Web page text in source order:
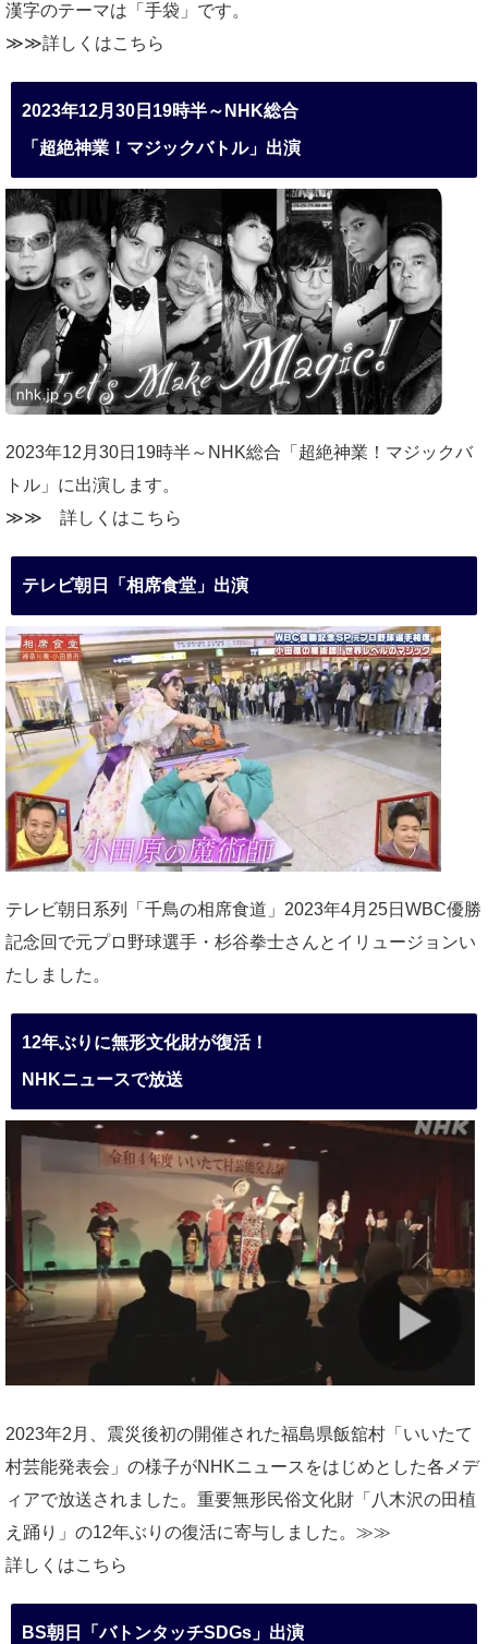
漢字のテーマは「手袋」です。
≫≫詳しくはこちら
2023年12月30日19時半～NHK総合
「超絶神業！マジックバトル」出演
2023年12月30日19時半～NHK総合「超絶神業！マジックバ
トル」に出演します。
≫≫ 詳しくはこちら
テレビ朝日「相席食堂」出演
テレビ朝日系列「千鳥の相席食道」2023年4月25日WBC優勝
記念回で元プロ野球選手・杉谷拳士さんとイリュージョンい
たしました。
12年ぶりに無形文化財が復活！
NHKニュースで放送
2023年2月、震災後初の開催された福島県飯舘村「いいたて
村芸能発表会」の様子がNHKニュースをはじめとした各メデ
ィアで放送されました。重要無形民俗文化財「八木沢の田植
え踊り」の12年ぶりの復活に寄与しました。≫≫
詳しくはこちら
BS朝日「バトンタッチSDGs」出演